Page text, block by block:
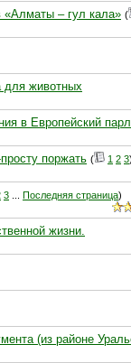
«Алматы – гул кала» (
для животных
в Европейский
поржать ( 1 2 3
3 Последняя страница)
жизни.
(из районе